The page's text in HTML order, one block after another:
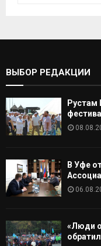
ВЫБОР РЕДАКЦИИ
Рустам
В Уфе
«Люди